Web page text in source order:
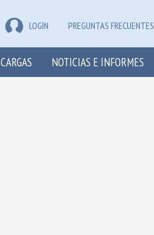
LOGIN PREGUNTAS FRECUENTES
NOTICIAS E INFORMES